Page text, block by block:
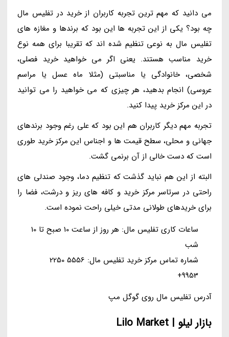
می دانید که مهم ترین تجربه کاربران از خرید در تفلیس مال
چه بود؟ یکی از این تجربه ها این بود که برندها و مغازه های
تفلیس مال به نوعی تنظیم شده اند که تقریبا برای همه نوع
خرید مناسب هستند. یعنی اگر می خواهید خرید فصلی،
شخصی، خانوادگی یا مناسبتی (مثلا ماه عسل یا مراسم
عروسی) انجام بدهید، هر چیزی که می خواهید را می توانید
در این مرکز خرید پیدا کنید.
تجربه مهم دیگر کاربران هم این بود که علی رغم وجود برندهای
جهانی و محلی، سطح قیمت ها و اجناس این مرکز خرید طوری
است که دست خالی از آن برنمی گشت.
البته از این هم نباید گذشت که تنظیم دما، وجود صندلی های
راحتی در سرتاسر مرکز خرید و کافه های ریز و درشت، فضا را
برای خریدهای طولانی مدتی خیلی راحت نموده است.
ساعات کاری تفلیس مال: هر روز از ساعت 10 صبح تا 10
شب
شماره تماس مرکز خرید تفلیس مال: 5556 2250
9953+
آدرس تفلیس مال روی گوگل مپ
بازار لیلو | Lilo Market